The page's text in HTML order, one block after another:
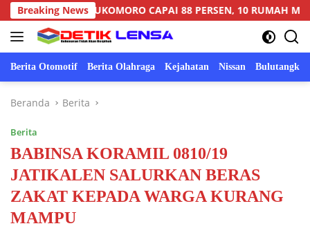
Langsung
ke
konten
Breaking News
SUKOMORO CAPAI 88 PERSEN, 10 RUMAH MASUK TAHAP
Berita Otomotif Berita Olahraga Kejahatan Nissan Bulutangkis
Beranda Berita
Berita
BABINSA KORAMIL 0810/19
JATIKALEN SALURKAN BERAS
ZAKAT KEPADA WARGA KURANG
MAMPU